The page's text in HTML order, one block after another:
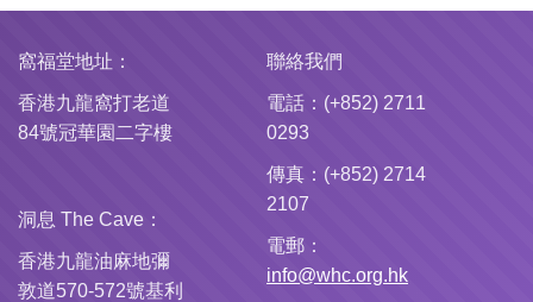
窩福堂地址：
香港九龍窩打老道
84號冠華園二字樓
洞息 The Cave：
香港九龍油麻地彌
敦道570-572號基利
聯絡我們
電話：(+852) 2711
0293
傳真：(+852) 2714
2107
電郵：
info@whc.org.hk